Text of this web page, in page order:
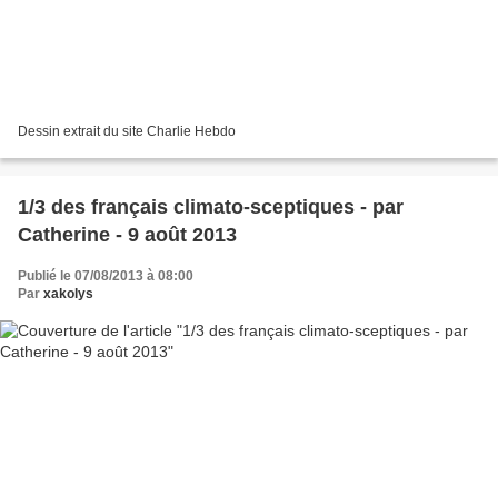
Dessin extrait du site Charlie Hebdo
1/3 des français climato-sceptiques - par
Catherine - 9 août 2013
Publié le 07/08/2013 à 08:00
Par xakolys